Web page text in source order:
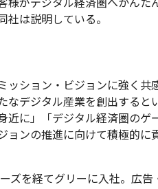
社は説明している。
ッション・ビジョンに強く
なデジタル産業を創出する
近に」「デジタル経済圏の
ョンの推進に向けて積極的に
ズを経てグリーに入社。広